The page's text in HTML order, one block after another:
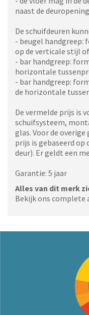
naast de
De schuifdeuren
- beugel handgreep:
op de verticale stijl
- bar handgreep:
horizontale
- bar handgreep:
de horizontale
De vermelde prijs is
schuifsysteem,
glas. Voor de
prijs is gebaseerd
deur). Er geldt een
Garantie: 5 jaar
Alles van dit merk
Bekijk ons complete